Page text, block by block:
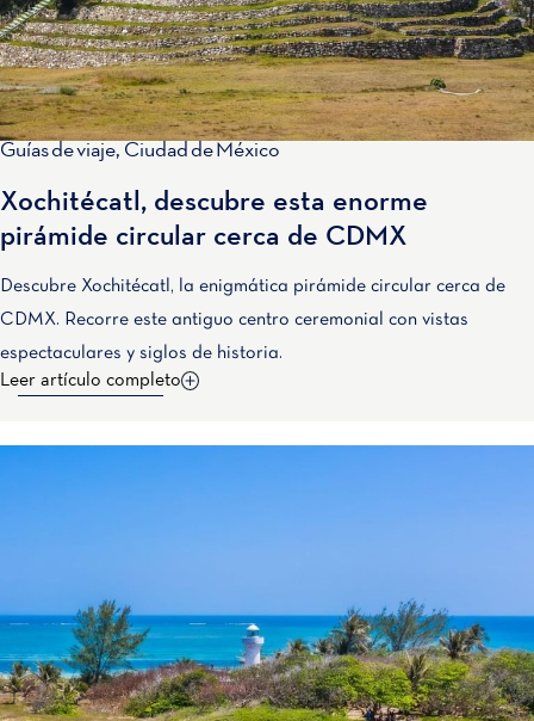
Guías de viaje, Ciudad de México
Xochitécatl, descubre esta enorme
pirámide circular cerca de CDMX
Descubre Xochitécatl, la enigmática pirámide circular cerca de
CDMX. Recorre este antiguo centro ceremonial con vistas
espectaculares y siglos de historia.
Leer artículo completo